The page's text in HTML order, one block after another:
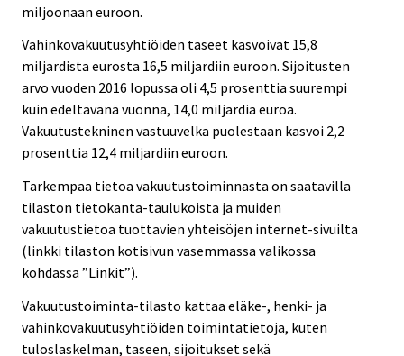
miljoonaan euroon.
Vahinkovakuutusyhtiöiden taseet kasvoivat 15,8
miljardista eurosta 16,5 miljardiin euroon. Sijoitusten
arvo vuoden 2016 lopussa oli 4,5 prosenttia suurempi
kuin edeltävänä vuonna, 14,0 miljardia euroa.
Vakuutustekninen vastuuvelka puolestaan kasvoi 2,2
prosenttia 12,4 miljardiin euroon.
Tarkempaa tietoa vakuutustoiminnasta on saatavilla
tilaston tietokanta-taulukoista ja muiden
vakuutustietoa tuottavien yhteisöjen internet-sivuilta
(linkki tilaston kotisivun vasemmassa valikossa
kohdassa ”Linkit”).
Vakuutustoiminta-tilasto kattaa eläke-, henki- ja
vahinkovakuutusyhtiöiden toimintatietoja, kuten
tuloslaskelman, taseen, sijoitukset sekä